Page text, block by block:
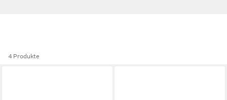
4 Produkte